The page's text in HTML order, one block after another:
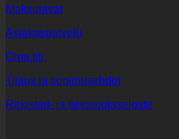
Maksutavat
Asiakaspalvelu
Oma tili
Tilaus ja sopimusehdot
Rekisteri- ja tietosuojaseloste